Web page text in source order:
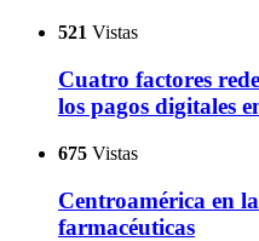
521 Vistas
Cuatro factores
los pagos digitales
675 Vistas
Centroamérica en
farmacéuticas